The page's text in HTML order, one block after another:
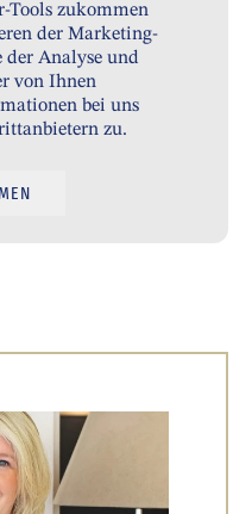
Tools zukommen
der Marketing-
der Analyse und
von Ihnen
bei uns
zu.